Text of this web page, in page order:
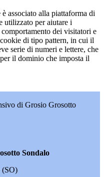
associato alla piattaforma di
utilizzato per aiutare i
dei visitatori e
di tipo pattern, in cui il
serie di numeri e lettere, che
il dominio che imposta il
di Grosio Grosotto
Sondalo
(SO)